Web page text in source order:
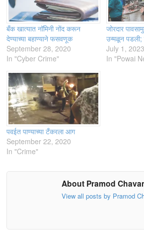
बँक खात्यात नॉमिनी नोंद करून
देण्याच्या बहाण्याने फसवणूक
September 28, 2020
In "Cyber Crime"
जोरदार
उन्मळून पडली;
July 1, 2023
In "Powai
पवईत पाण्याच्या टँकरला आग
September 22, 2020
In "Crime"
About Pramod
View all posts by Pramod